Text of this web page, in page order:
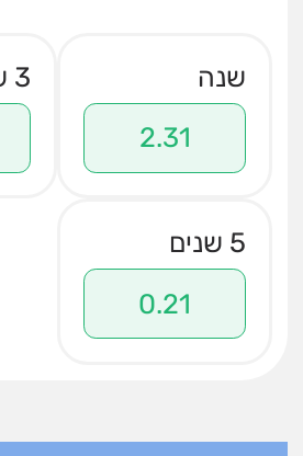
שנה
2.31
3 שנים
5 שנים
0.21